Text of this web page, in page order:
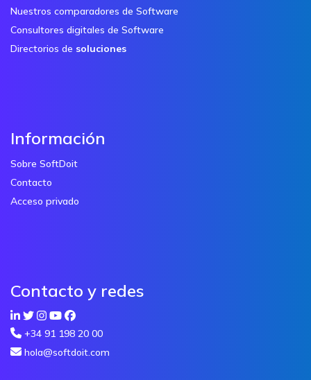
Nuestros comparadores de Software
Consultores digitales de Software
Directorios de soluciones
Información
Sobre SoftDoit
Contacto
Acceso privado
Contacto y redes
+34 91 198 20 00
hola@softdoit.com